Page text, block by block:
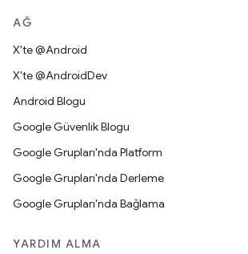
AĞ
X'te @Android
X'te @AndroidDev
Android Blogu
Google Güvenlik Blogu
Google Grupları'nda Platform
Google Grupları'nda Derleme
Google Grupları'nda Bağlama
YARDIM ALMA